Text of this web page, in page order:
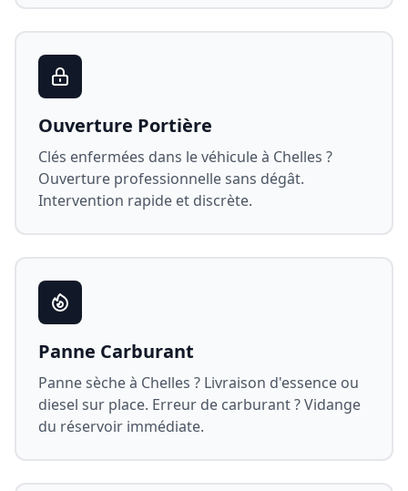
Ouverture Portière
Clés enfermées dans le véhicule à Chelles ?
Ouverture professionnelle sans dégât.
Intervention rapide et discrète.
Panne Carburant
Panne sèche à Chelles ? Livraison d'essence ou
diesel sur place. Erreur de carburant ? Vidange
du réservoir immédiate.